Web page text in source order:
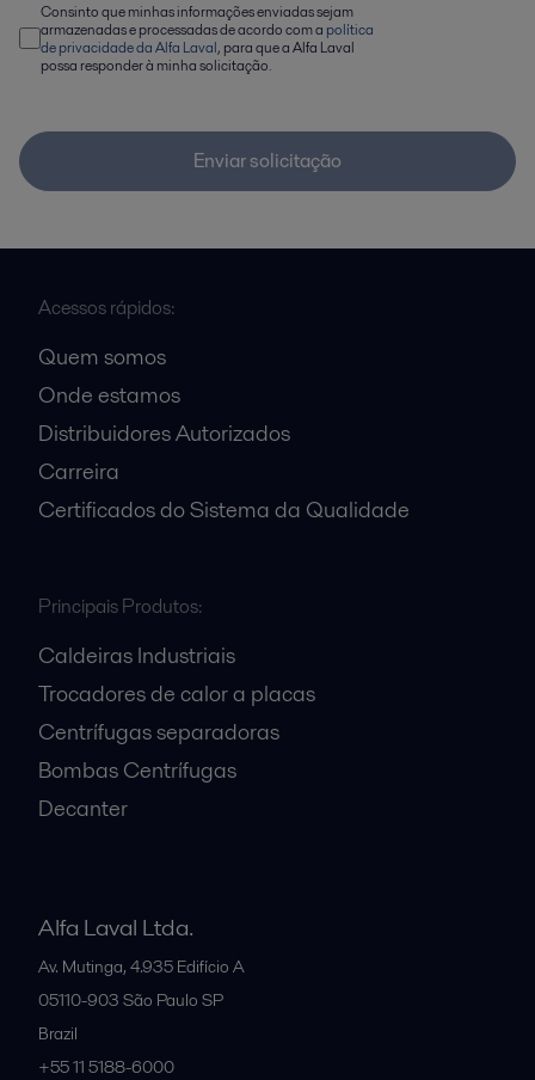
Consinto que minhas informações enviadas sejam
armazenadas e processadas de acordo com a política
de privacidade da Alfa Laval, para que a Alfa Laval
possa responder à minha solicitação.
Enviar solicitação
Acessos rápidos:
Quem somos
Onde estamos
Distribuidores Autorizados
Carreira
Certificados do Sistema da Qualidade
Principais Produtos:
Caldeiras Industriais
Trocadores de calor a placas
Centrífugas separadoras
Bombas Centrífugas
Decanter
Alfa Laval Ltda.
Av. Mutinga, 4.935 Edifício A
05110-903 São Paulo SP
Brazil
+55 11 5188-6000